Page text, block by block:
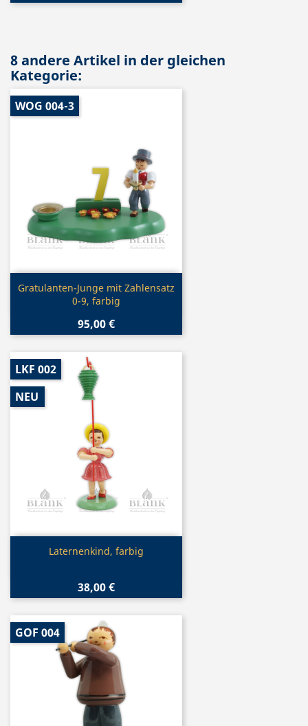
8 andere Artikel in der gleichen
Kategorie:
Vorschau
Gratulanten-Junge mit Zahlensatz
0-9, farbig
95,00 €
WOG 004-3
Vorschau
Laternenkind, farbig
38,00 €
LKF 002
NEU
GOF 004